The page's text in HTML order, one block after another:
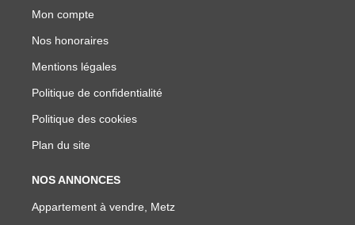
Mon compte
Nos honoraires
Mentions légales
Politique de confidentialité
Politique des cookies
Plan du site
NOS ANNONCES
Appartement à vendre, Metz